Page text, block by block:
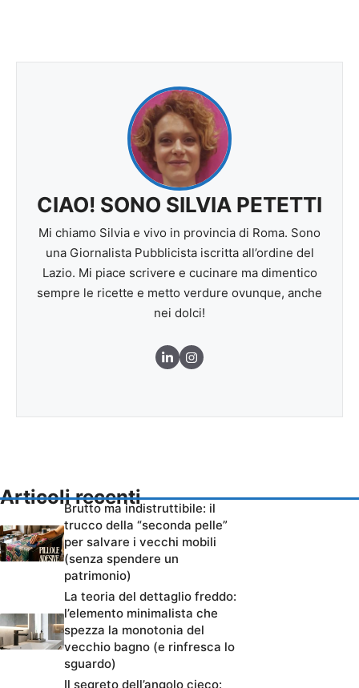
CIAO! SONO SILVIA PETETTI
Mi chiamo Silvia e vivo in provincia di Roma. Sono
una Giornalista Pubblicista iscritta all’ordine del
Lazio. Mi piace scrivere e cucinare ma dimentico
sempre le ricette e metto verdure ovunque, anche
nei dolci!
Articoli recenti
Brutto ma indistruttibile: il
trucco della “seconda pelle”
per salvare i vecchi mobili
(senza spendere un
patrimonio)
La teoria del dettaglio freddo:
l’elemento minimalista che
spezza la monotonia del
vecchio bagno (e rinfresca lo
sguardo)
Il segreto dell’angolo cieco: